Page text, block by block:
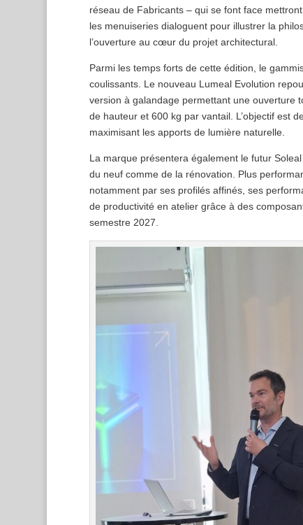
réseau de Fabricants – qui se font face
les menuiseries dialoguent pour illustrer la
l’ouverture au cœur du projet architectural.
Parmi les temps forts de cette édition, le
coulissants. Le nouveau Lumeal Evolution
version à galandage permettant une ouverture
de hauteur et 600 kg par vantail. L’objectif est
maximisant les apports de lumière naturelle.
La marque présentera également le futur
du neuf comme de la rénovation. Plus
notamment par ses profilés affinés, ses
de productivité en atelier grâce à des
semestre 2027.